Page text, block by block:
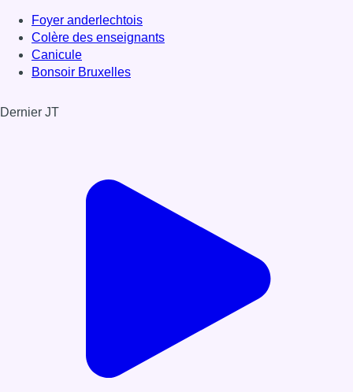
Foyer anderlechtois
Colère des enseignants
Canicule
Bonsoir Bruxelles
Dernier JT